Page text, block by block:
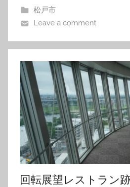
松戸市
Leave a comment
回転展望レストラン跡